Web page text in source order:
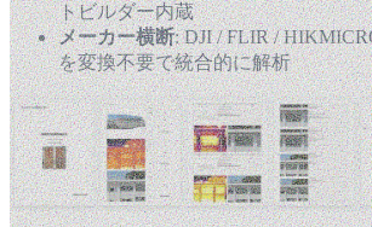
トビルダー内蔵
メーカー横断: DJI / FLIR /
を変換不要で統合的に解析